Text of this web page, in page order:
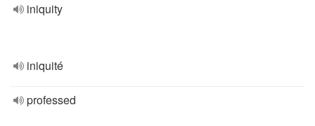
iniquity
iniquité
professed